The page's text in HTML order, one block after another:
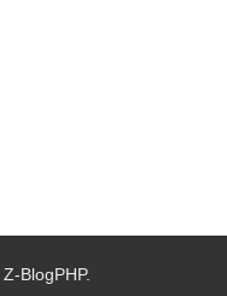
Z-BlogPHP.